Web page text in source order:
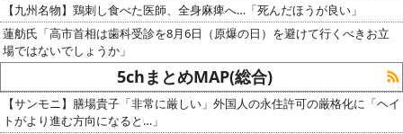
【九州名物】鶏刺し食べた医師、全身麻痺へ…「死んだほうが良い」
蓮舫氏「高市首相は歯科受診を8月6日（原爆の日）を避けて行くべきお立
場ではないでしょうか」
5chまとめMAP(総合)
【サンモニ】膳場貴子「非常に厳しい」外国人の永住許可の厳格化に「ヘイ
トがより進む方向になると…」